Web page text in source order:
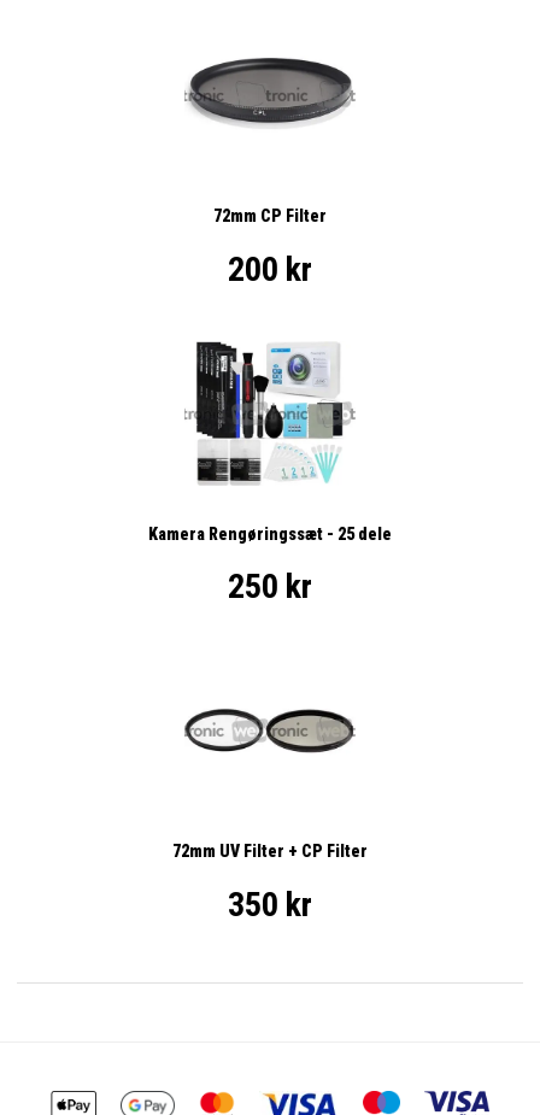
72mm CP Filter
200 kr
Kamera Rengøringssæt - 25 dele
250 kr
72mm UV Filter + CP Filter
350 kr